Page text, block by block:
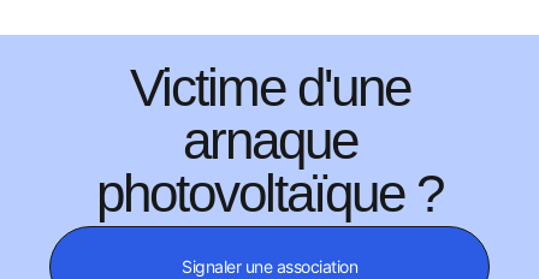
Victime d'une
arnaque
photovoltaïque ?
Signaler une association